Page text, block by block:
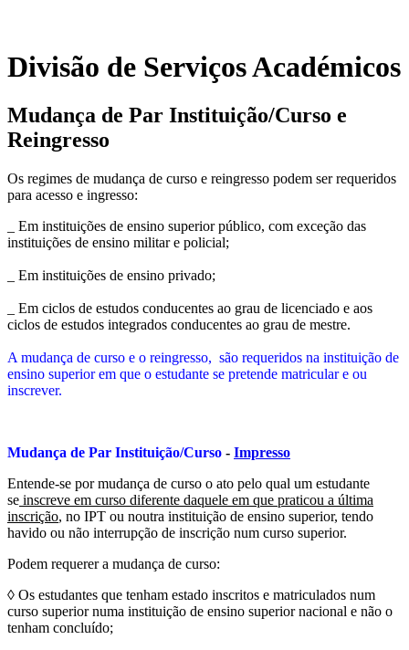
Divisão de Serviços Académicos
Mudança de Par Instituição/Curso e
Reingresso
Os regimes de mudança de curso e reingresso podem ser requeridos
para acesso e ingresso:
_ Em instituições de ensino superior público, com exceção das
instituições de ensino militar e policial;
_ Em instituições de ensino privado;
_ Em ciclos de estudos conducentes ao grau de licenciado e aos
ciclos de estudos integrados conducentes ao grau de mestre.
A mudança de curso e o reingresso, são requeridos na instituição de
ensino superior em que o estudante se pretende matricular e ou
inscrever.
Mudança de Par Instituição/Curso - Impresso
Entende-se por mudança de curso o ato pelo qual um estudante
se inscreve em curso diferente daquele em que praticou a última
inscrição, no IPT ou noutra instituição de ensino superior, tendo
havido ou não interrupção de inscrição num curso superior.
Podem requerer a mudança de curso:
◊ Os estudantes que tenham estado inscritos e matriculados num
curso superior numa instituição de ensino superior nacional e não o
tenham concluído;